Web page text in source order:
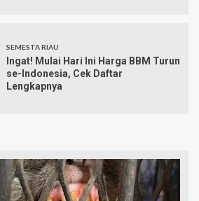
SEMESTA RIAU
Ingat! Mulai Hari Ini Harga BBM Turun
se-Indonesia, Cek Daftar
Lengkapnya